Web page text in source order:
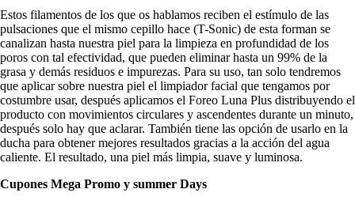
Estos filamentos de los que os hablamos reciben el estímulo de las
pulsaciones que el mismo cepillo hace (T-Sonic) de esta forman se
canalizan hasta nuestra piel para la limpieza en profundidad de los
poros con tal efectividad, que pueden eliminar hasta un 99% de la
grasa y demás residuos e impurezas. Para su uso, tan solo tendremos
que aplicar sobre nuestra piel el limpiador facial que tengamos por
costumbre usar, después aplicamos el Foreo Luna Plus distribuyendo el
producto con movimientos circulares y ascendentes durante un minuto,
después solo hay que aclarar. También tiene las opción de usarlo en la
ducha para obtener mejores resultados gracias a la acción del agua
caliente. El resultado, una piel más limpia, suave y luminosa.
Cupones Mega Promo y summer Days